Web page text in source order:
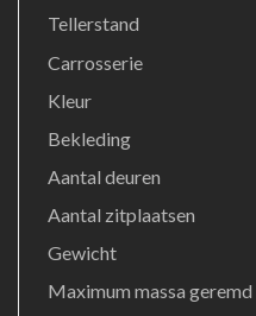
Tellerstand
Carrosserie
Kleur
Bekleding
Aantal deuren
Aantal zitplaatsen
Gewicht
Maximum massa geremd